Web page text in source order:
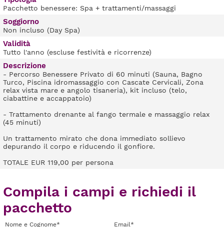
Pacchetto benessere: Spa + trattamenti/massaggi
Soggiorno
Non incluso (Day Spa)
Validità
Tutto l'anno (escluse festività e ricorrenze)
Descrizione
- Percorso Benessere Privato di 60 minuti (Sauna, Bagno
Turco, Piscina idromassaggio con Cascate Cervicali, Zona
relax vista mare e angolo tisaneria), kit incluso (telo,
ciabattine e accappatoio)
- Trattamento drenante al fango termale e massaggio relax
(45 minuti)
Un trattamento mirato che dona immediato sollievo
depurando il corpo e riducendo il gonfiore.
TOTALE EUR 119,00 per persona
Compila i campi e richiedi il
pacchetto
Nome e Cognome* Email*